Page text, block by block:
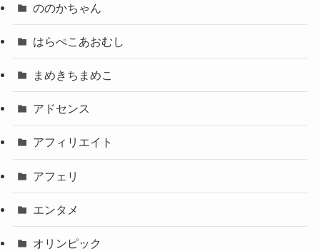
ののかちゃん
はらぺこあおむし
まめきちまめこ
アドセンス
アフィリエイト
アフェリ
エンタメ
オリンピック